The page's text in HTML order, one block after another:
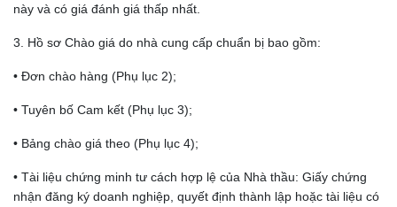
này và có giá đánh giá thấp nhất.
3. Hồ sơ Chào giá do nhà cung cấp chuẩn bị bao gồm:
• Đơn chào hàng (Phụ lục 2);
• Tuyên bố Cam kết (Phụ lục 3);
• Bảng chào giá theo (Phụ lục 4);
• Tài liệu chứng minh tư cách hợp lệ của Nhà thầu: Giấy chứng
nhận đăng ký doanh nghiệp, quyết định thành lập hoặc tài liệu có